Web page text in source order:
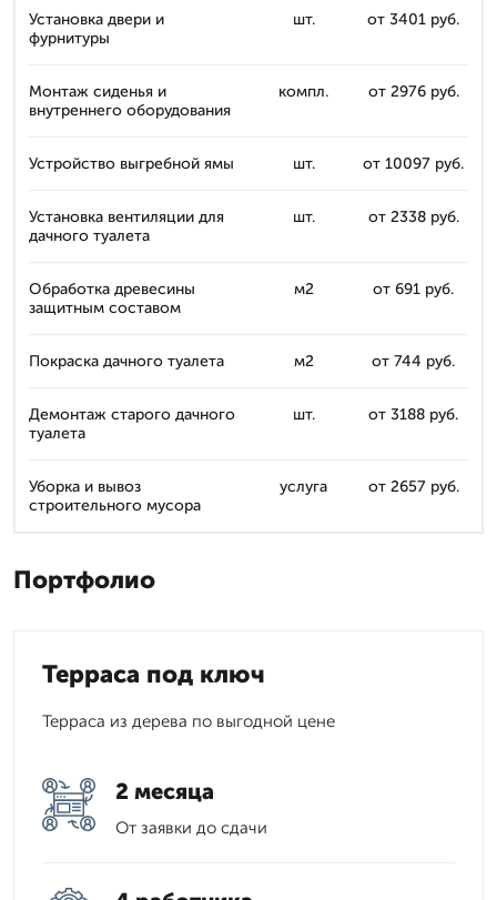
Установка двери и
фурнитуры
шт. от 3401 руб.
Монтаж сиденья и
внутреннего оборудования
компл. от 2976 руб.
Устройство выгребной ямы шт. от 10097 руб.
Установка вентиляции для
дачного туалета
шт. от 2338 руб.
Обработка древесины
защитным составом
м2 от 691 руб.
Покраска дачного туалета м2 от 744 руб.
Демонтаж старого дачного
туалета
шт. от 3188 руб.
Уборка и вывоз
строительного мусора
услуга от 2657 руб.
Портфолио
Терраса под ключ
Терраса из дерева по выгодной цене
2 месяца
От заявки до сдачи